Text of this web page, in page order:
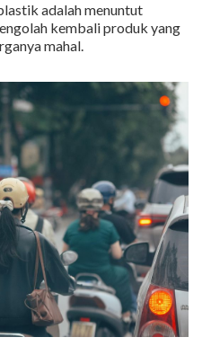
adalah menuntut
kembali produk yang
mahal.